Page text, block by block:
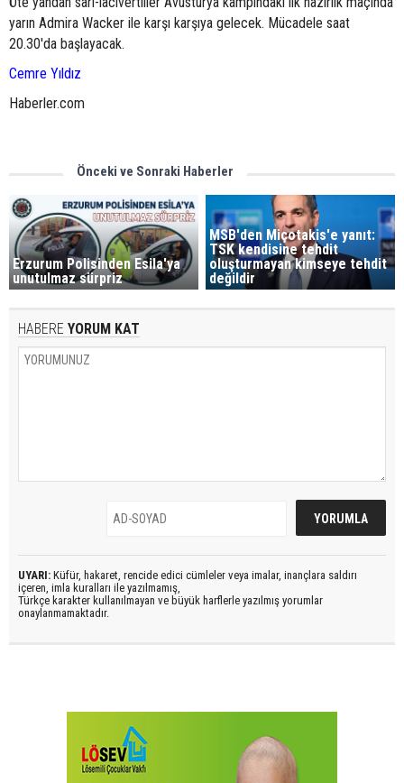
yarın Admira Wacker ile karşı karşıya gelecek. Mücadele saat
20.30'da başlayacak.
Cemre Yıldız
Haberler.com
Önceki ve Sonraki Haberler
Erzurum Polisinden Esila'ya
unutulmaz sürpriz
MSB'den Miçotakis'e yanıt:
TSK kendisine tehdit
oluşturmayan kimseye tehdit
değildir
HABERE YORUM KAT
UYARI: Küfür, hakaret, rencide edici cümleler veya imalar, inançlara saldırı
içeren, imla kuralları ile yazılmamış,
Türkçe karakter kullanılmayan ve büyük harflerle yazılmış yorumlar
onaylanmamaktadır.